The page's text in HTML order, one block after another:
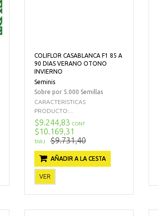
COLIFLOR CASABLANCA F1 85 A
90 DIAS VERANO OTONO
INVIERNO
Seminis
Sobre por 5.000 Semillas
CARACTERISTICAS
PRODUCTO:...
$9.244,83 CONT
$10.169,31
TARJ $9.731,40
AÑADIR A LA CESTA
VER